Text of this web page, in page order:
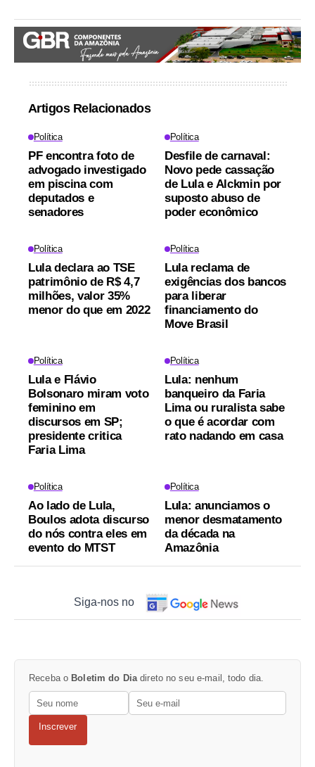
Artigos Relacionados
Política
PF encontra foto de
advogado investigado
em piscina com
deputados e
senadores
Política
Desfile de carnaval:
Novo pede cassação
de Lula e Alckmin por
suposto abuso de
poder econômico
Política
Lula declara ao TSE
patrimônio de R$ 4,7
milhões, valor 35%
menor do que em 2022
Política
Lula reclama de
exigências dos bancos
para liberar
financiamento do
Move Brasil
Política
Lula e Flávio
Bolsonaro miram voto
feminino em
discursos em SP;
presidente critica
Faria Lima
Política
Lula: nenhum
banqueiro da Faria
Lima ou ruralista sabe
o que é acordar com
rato nadando em casa
Política
Ao lado de Lula,
Boulos adota discurso
do nós contra eles em
evento do MTST
Política
Lula: anunciamos o
menor desmatamento
da década na
Amazônia
Siga-nos no
Receba o Boletim do Dia direto no seu e-mail, todo dia.
Inscrever